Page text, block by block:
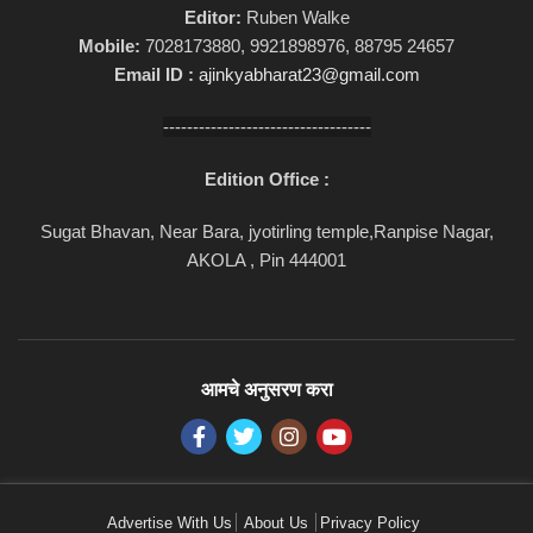
Editor: Ruben Walke
Mobile: 7028173880, 9921898976, 88795 24657
Email ID : ajinkyabharat23@gmail.com
-----------------------------------
Edition Office :
Sugat Bhavan, Near Bara, jyotirling temple,Ranpise Nagar,
AKOLA , Pin 444001
आमचे अनुसरण करा
Advertise With Us About Us Privacy Policy